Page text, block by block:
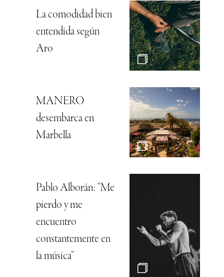
La comodidad bien
entendida según
Aro
MANERO
desembarca en
Marbella
Pablo Alborán: “Me
pierdo y me
encuentro
constantemente en
la música”